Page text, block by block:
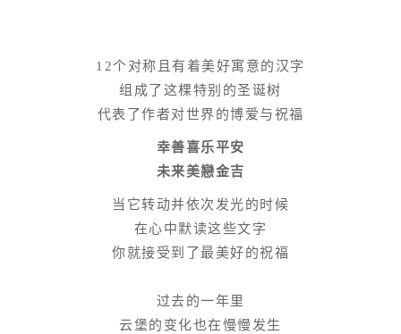
12个对称且有着美好寓意的汉字
组成了这棵特别的圣诞树
代表了作者对世界的博爱与祝福
幸善喜乐平安
未来美戀金吉
当它转动并依次发光的时候
在心中默读这些文字
你就接受到了最美好的祝福
过去的一年里
云堡的变化也在慢慢发生